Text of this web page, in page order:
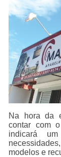
Na hora da
contar com
indicará
modelos e